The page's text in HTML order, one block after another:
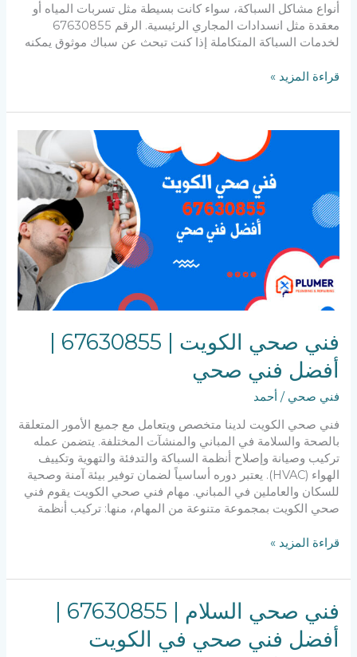
أنواع مشاكل السباكة، سواء كانت بسيطة مثل تسربات المياه أو
معقدة مثل انسدادات المجاري الرئيسية. الرقم 67630855
لخدمات السباكة المتكاملة إذا كنت تبحث عن سباك موثوق يمكنه
قراءة المزيد »
أفضل فني صحي
فني صحي / أحمد
فني صحي الكويت لدينا متخصص ويتعامل مع جميع الأمور المتعلقة
بالصحة والسلامة في المباني والمنشآت المختلفة. يتضمن عمله
تركيب وصيانة وإصلاح أنظمة السباكة والتدفئة والتهوية وتكييف
الهواء (HVAC). يعتبر دوره أساسياً لضمان توفير بيئة آمنة وصحية
للسكان والعاملين في المباني. مهام فني صحي الكويت يقوم فني
صحي الكويت بمجموعة متنوعة من المهام، منها: تركيب أنظمة
67630855
|
فني
صحي
قراءة المزيد »
فني صحي السلام | 67630855 |
أفضل فني صحي في الكويت
فني
صحي
السلام